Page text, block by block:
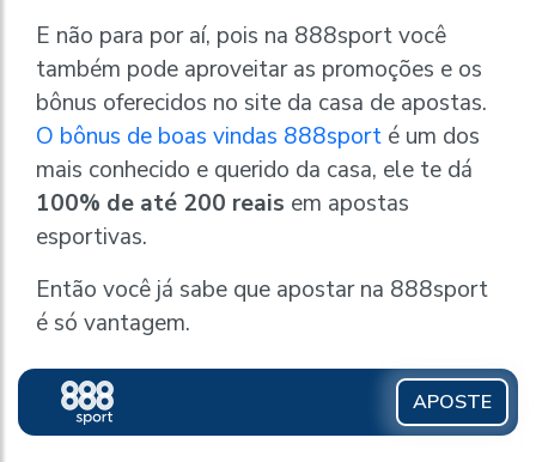
E não para por aí, pois na 888sport você
também pode aproveitar as promoções e os
bônus oferecidos no site da casa de apostas.
O bônus de boas vindas 888sport é um dos
mais conhecido e querido da casa, ele te dá
100% de até 200 reais em apostas
esportivas.
Então você já sabe que apostar na 888sport
é só vantagem.
APOSTE